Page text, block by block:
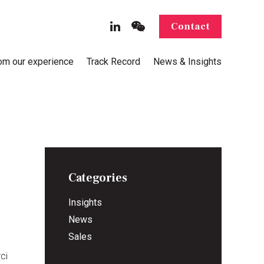
Contact
our experience Track Record News & Insights
Categories
Insights
News
Sales